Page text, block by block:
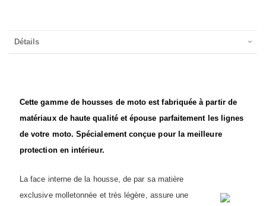
Détails
Cette gamme de housses de moto est fabriquée à partir de
matériaux de haute qualité et épouse parfaitement les lignes
de votre moto. Spécialement conçue pour la meilleure
protection en intérieur.
La face interne de la housse,de par sa matière
exclusive molletonnée et très légère, assure une